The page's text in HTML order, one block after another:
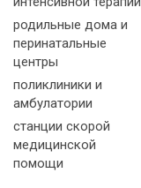
родильные дома и
перинатальные
центры
поликлиники и
амбулатории
станции скорой
медицинской
помощи